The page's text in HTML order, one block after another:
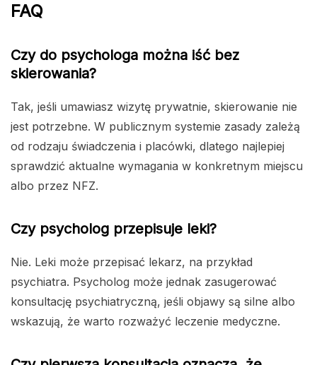
FAQ
Czy do psychologa można iść bez
skierowania?
Tak, jeśli umawiasz wizytę prywatnie, skierowanie nie
jest potrzebne. W publicznym systemie zasady zależą
od rodzaju świadczenia i placówki, dlatego najlepiej
sprawdzić aktualne wymagania w konkretnym miejscu
albo przez NFZ.
Czy psycholog przepisuje leki?
Nie. Leki może przepisać lekarz, na przykład
psychiatra. Psycholog może jednak zasugerować
konsultację psychiatryczną, jeśli objawy są silne albo
wskazują, że warto rozważyć leczenie medyczne.